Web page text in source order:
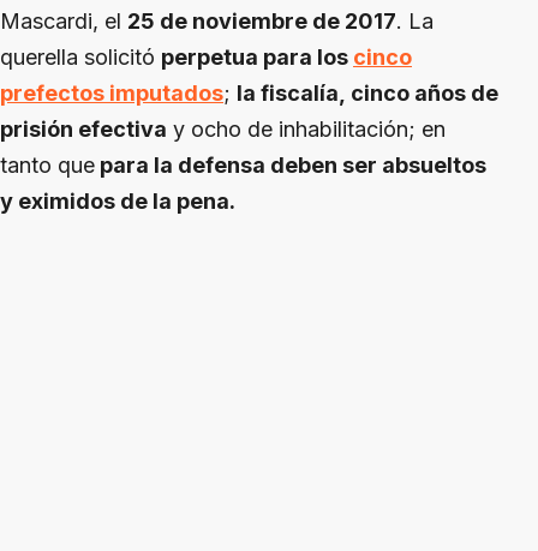
Mascardi, el 25 de noviembre de 2017. La
querella solicitó perpetua para los cinco
prefectos imputados; la fiscalía, cinco años de
prisión efectiva y ocho de inhabilitación; en
tanto que para la defensa deben ser absueltos
y eximidos de la pena.